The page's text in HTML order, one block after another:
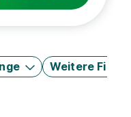
Weitere Filter